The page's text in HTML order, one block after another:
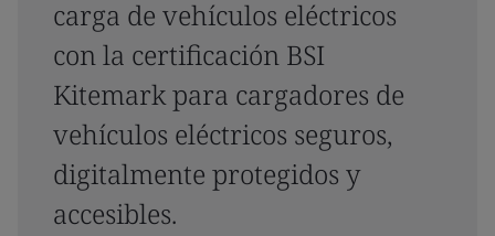
carga de vehículos eléctricos
con la certificación BSI
Kitemark para cargadores de
vehículos eléctricos seguros,
digitalmente protegidos y
accesibles.